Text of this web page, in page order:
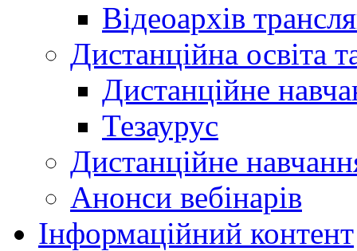
Відеоархів
Дистанційна освіта
Дистанційне
Тезаурус
Дистанційне
Анонси вебінарів
Інформаційний контент